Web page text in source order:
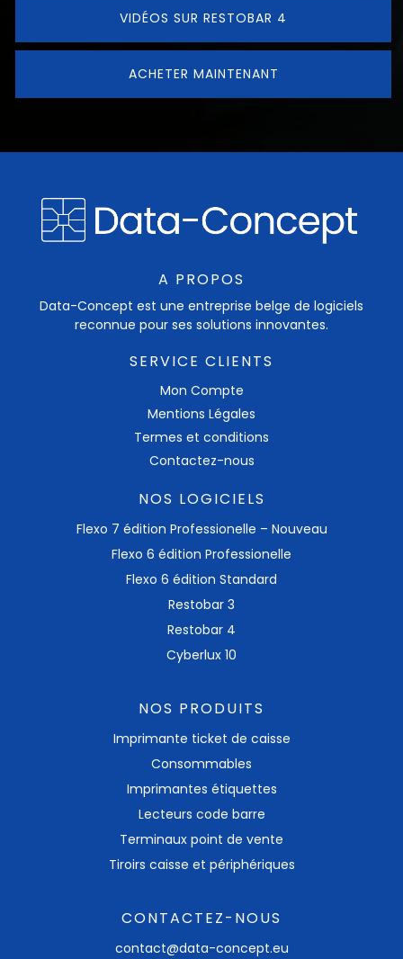
VIDÉOS SUR RESTOBAR 4
ACHETER MAINTENANT
A PROPOS
Data-Concept est une entreprise belge de logiciels
reconnue pour ses solutions innovantes.
SERVICE CLIENTS
Mon Compte
Mentions Légales
Termes et conditions
Contactez-nous
NOS LOGICIELS
Flexo 7 édition Professionelle – Nouveau
Flexo 6 édition Professionelle
Flexo 6 édition Standard
Restobar 3
Restobar 4
Cyberlux 10
NOS PRODUITS
Imprimante ticket​ de caisse
Consommables
Imprimantes étiquettes
Lecteurs code barre
Terminaux point de vente
Tiroirs caisse et périphériques
CONTACTEZ-NOUS
contact@data-concept.eu